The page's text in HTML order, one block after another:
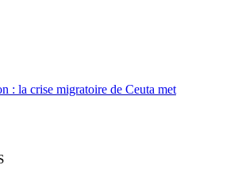
: la crise migratoire de Ceuta met